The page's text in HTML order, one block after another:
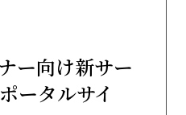
ー向け新サー
ータルサイ